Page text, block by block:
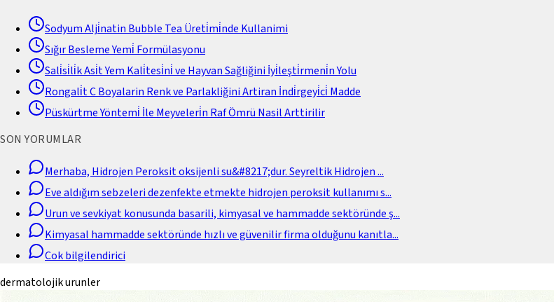
Sodyum Alji̇natin Bubble Tea Üreti̇mi̇nde Kullanimi
Sığır Besleme Yemi̇ Formülasyonu
Sali̇si̇li̇k Asi̇t Yem Kali̇tesi̇ni̇ ve Hayvan Sağliğini İyi̇leşti̇rmeni̇n Yolu
Rongali̇t C Boyalarin Renk ve Parlakliğini Artiran İndi̇rgeyi̇ci̇ Madde
Püskürtme Yöntemi̇ İle Meyveleri̇n Raf Ömrü Nasil Arttirilir
SON YORUMLAR
Merhaba, Hidrojen Peroksit oksijenli su&#8217;dur. Seyreltik Hidrojen...
Eve aldığım sebzeleri dezenfekte etmekte hidrojen peroksit kullanımı s...
Urun ve sevkiyat konusunda basarili, kimyasal ve hammadde sektöründe ş...
Kimyasal hammadde sektöründe hızlı ve güvenilir firma olduğunu kanıtla...
Cok bilgilendirici
dermatolojik urunler